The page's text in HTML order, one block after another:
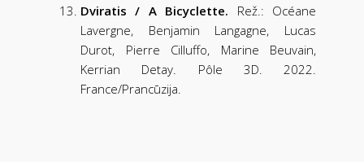
Dviratis / A Bicyclette. Rež.: Océane
Lavergne, Benjamin Langagne, Lucas
Durot, Pierre Cilluffo, Marine Beuvain,
Kerrian Detay. Pôle 3D. 2022.
France/Prancūzija.